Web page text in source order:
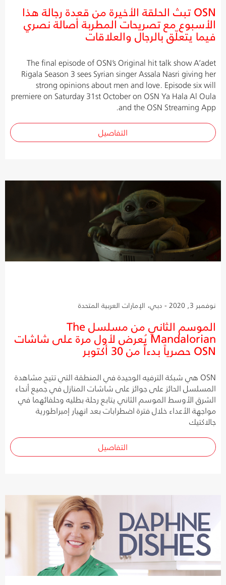
OSN تبث الحلقة الأخيرة من قعدة رجالة هذا
الأسبوع مع تصريحات المطربة أصالة نصري
فيما يتعلّق بالرجال والعلاقات
The final episode of OSN’s Original hit talk show A’adet
Rigala Season 3 sees Syrian singer Assala Nasri giving her
strong opinions about men and love. Episode six will
premiere on Saturday 31st October on OSN Ya Hala Al Oula
and the OSN Streaming App.
التفاصيل
نوفمبر 3, 2020 - دبي، الإمارات العربية المتحدة
الموسم الثاني من مسلسل The
Mandalorian يُعرض لأول مرة على شاشات
OSN حصرياً بدءاً من 30 أكتوبر
OSN هي شبكة الترفيه الوحيدة في المنطقة التي تتيح مشاهدة
المسلسل الحائز على جوائز على شاشات المنازل في جميع أنحاء
الشرق الأوسط الموسم الثاني يتابع رحلة بطليه وحلفائهما في
مواجهة الأعداء خلال فترة اضطرابات بعد انهيار إمبراطورية
جالاكتيك
التفاصيل